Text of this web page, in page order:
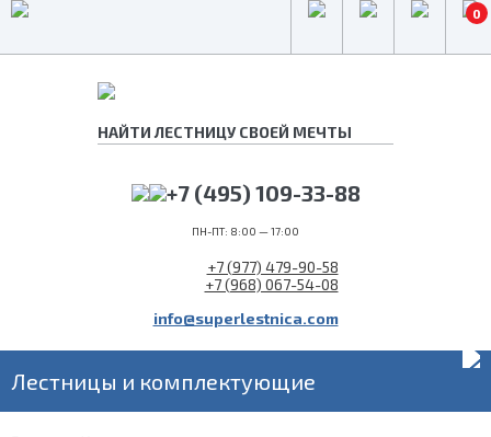
0
+7 (495) 109-33-88
ПН-ПТ: 8:00 — 17:00
+7 (977) 479-90-58
+7 (968) 067-54-08
info@superlestnica.com
Лестницы и комплектующие